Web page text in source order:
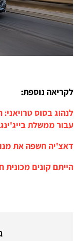
לקריאה נוספת:
לנהוג בסוס
עבור ממשלת
דאצ'יה חשפה את מנוע ה-1.8 ליטר החדש
הייתם קונים